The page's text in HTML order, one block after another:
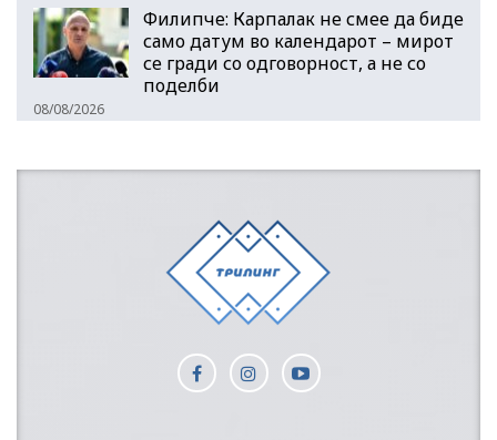
Филипче: Карпалак не смее да биде
само датум во календарот – мирот
се гради со одговорност, а не со
поделби
08/08/2026